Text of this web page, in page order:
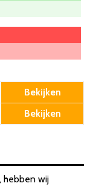
Bekijken
Bekijken
hebben wij